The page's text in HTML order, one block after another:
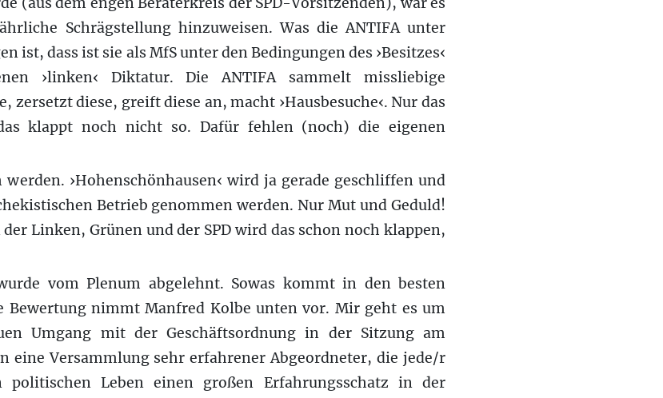
Schrägstellung hinzuweisen. Was die ANTIFA unter
ist, dass ist sie als MfS unter den Bedingungen des ›Besitzes‹
›linken‹ Diktatur. Die ANTIFA sammelt missliebige
zersetzt diese, greift diese an, macht ›Hausbesuche‹. Nur das
klappt noch nicht so. Dafür fehlen (noch) die eigenen
›Hohenschönhausen‹ wird ja gerade geschliffen und
Betrieb genommen werden. Nur Mut und Geduld!
Linken, Grünen und der SPD wird das schon noch klappen,
vom Plenum abgelehnt. Sowas kommt in den besten
Bewertung nimmt Manfred Kolbe unten vor. Mir geht es um
Umgang mit der Geschäftsordnung in der Sitzung am
eine Versammlung sehr erfahrener Abgeordneter, die jede/r
Leben einen großen Erfahrungsschatz in der